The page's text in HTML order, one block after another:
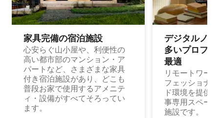
家具完備の宿⁠泊⁠施⁠設
心安らぐ山小屋や、利便性の
高い都市部のマンション・ア
パートなど、さまざまな家具
付き宿泊施設があり、どこも
普段お家で使用するアメニテ
ィ・設備がすべてそろってい
ます。
デジタルノ
多⁠いプ⁠ロ⁠フ⁠
最⁠適
リモートワー
フェッショナ
ド環境を提供
事専用スペー
施設です。